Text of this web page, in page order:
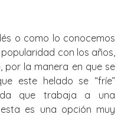
o como lo conocemos
con los años,
por la manera en que se
este helado se “fríe”
que trabaja a una
es una opción muy